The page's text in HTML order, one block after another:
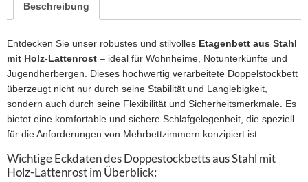
Beschreibung
Entdecken Sie unser robustes und stilvolles Etagenbett aus Stahl
mit Holz-Lattenrost – ideal für Wohnheime, Notunterkünfte und
Jugendherbergen. Dieses hochwertig verarbeitete Doppelstockbett
überzeugt nicht nur durch seine Stabilität und Langlebigkeit,
sondern auch durch seine Flexibilität und Sicherheitsmerkmale. Es
bietet eine komfortable und sichere Schlafgelegenheit, die speziell
für die Anforderungen von Mehrbettzimmern konzipiert ist.
Wichtige Eckdaten des Doppestockbetts aus Stahl mit
Holz-Lattenrost im Überblick: